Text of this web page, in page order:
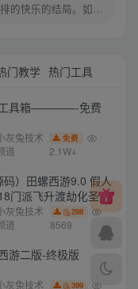
上天只会安排的快乐的结局。如果不快乐，说明还不是最后结局
门教学 热门工具
具箱————-免费
灰兔技术
道
免费
2.1W+
码）田螺西游9.0 假人
门派飞升渡劫化圣助
BB谛听….
灰兔技术
道
298
8569
游二版-终极版
灰兔技术
399